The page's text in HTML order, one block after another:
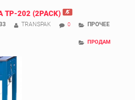
202 (2PACK)
TRANSPAK 0 ПРОЧЕЕ
ПРОДАМ